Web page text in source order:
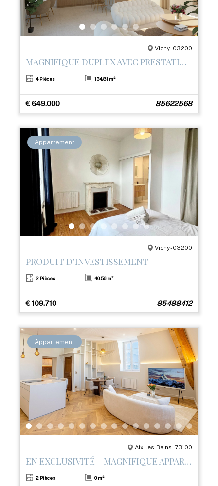
Vichy - 03200
MAGNIFIQUE DUPLEX AVEC PRESTATIONS HAUT DE GAMME ET TERRASSE– CŒUR DE VICHY
4 Pièces 134.81 m²
€ 649.000 85622568
Appartement
Vichy - 03200
PRODUIT D’INVESTISSEMENT
2 Pièces 40.56 m²
€ 109.710 85488412
Appartement
Aix-les-Bains - 73100
EN EXCLUSIVITÉ – MAGNIFIQUE APPARTEMENT T2 RÉNOVÉ AVEC PRESTATIONS HAUT DE GAMME
2 Pièces 0 m²